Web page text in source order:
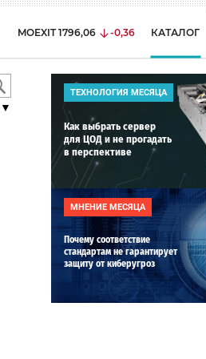
MOEXIT 1796,06 -0,36 КАТАЛОГ
▼
ТЕХНОЛОГИЯ МЕСЯЦА
Как выбрать сервер
для ЦОД и не прогадать
в перспективе
МНЕНИЕ МЕСЯЦА
Почему соответствие
стандартам не гарантирует
защиту от киберугроз